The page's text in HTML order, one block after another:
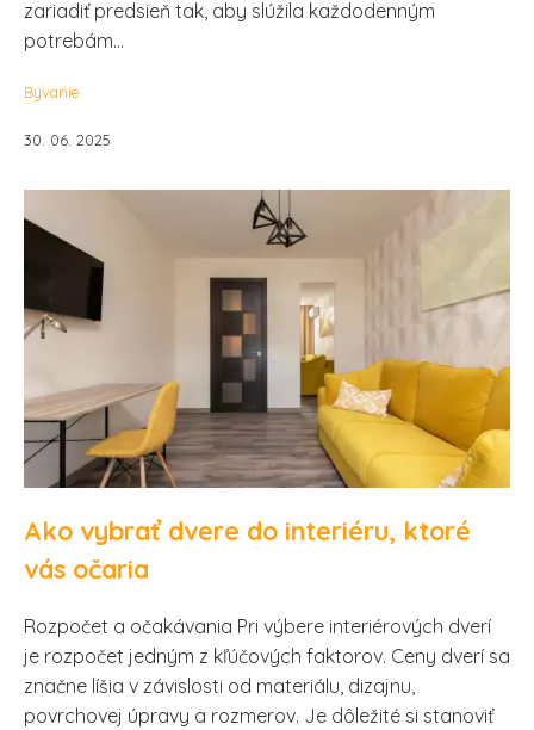
zariadiť predsieň tak, aby slúžila každodenným
potrebám...
Bývanie
30. 06. 2025
Ako vybrať dvere do interiéru, ktoré
vás očaria
Rozpočet a očakávania Pri výbere interiérových dverí
je rozpočet jedným z kľúčových faktorov. Ceny dverí sa
značne líšia v závislosti od materiálu, dizajnu,
povrchovej úpravy a rozmerov. Je dôležité si stanoviť